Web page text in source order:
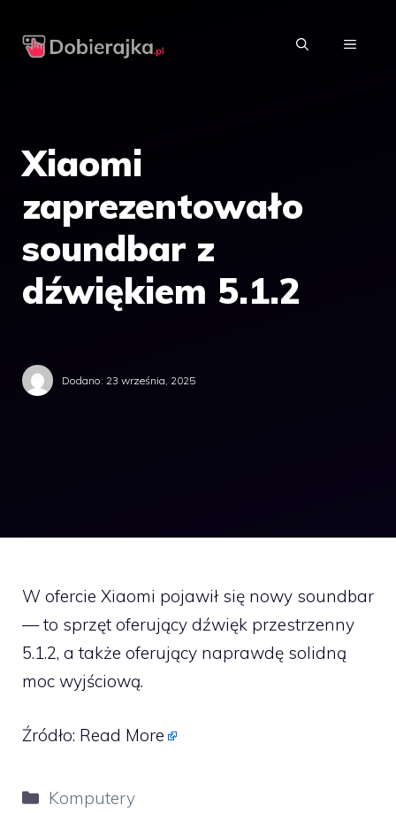
MENU
Xiaomi
zaprezentowało
soundbar z
dźwiękiem 5.1.2
Dodano: 23 września, 2025
W ofercie Xiaomi pojawił się nowy soundbar
— to sprzęt oferujący dźwięk przestrzenny
5.1.2, a także oferujący naprawdę solidną
moc wyjściową.
Źródło: Read More
Kategorie
Komputery